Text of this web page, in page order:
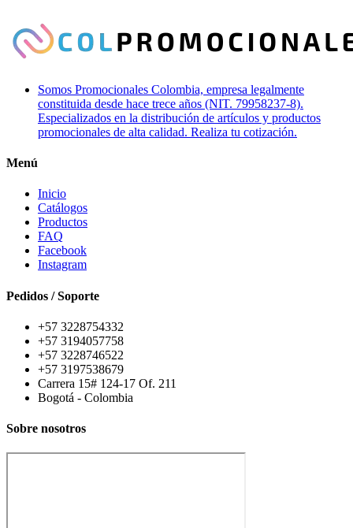
Somos Promocionales Colombia, empresa legalmente
constituida desde hace trece años (NIT. 79958237-8).
Especializados en la distribución de artículos y productos
promocionales de alta calidad. Realiza tu cotización.
Menú
Inicio
Catálogos
Productos
FAQ
Facebook
Instagram
Pedidos / Soporte
+57 3228754332
+57 3194057758
+57 3228746522
+57 3197538679
Carrera 15# 124-17 Of. 211
Bogotá - Colombia
Sobre nosotros